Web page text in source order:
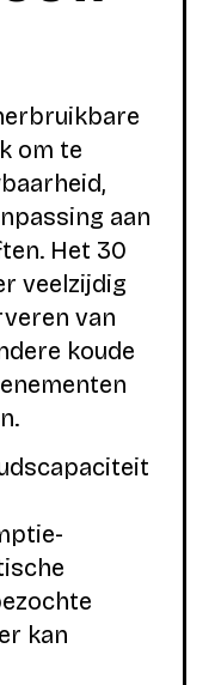
om te
aan
Het 30
veelzijdig
van
koude
kan